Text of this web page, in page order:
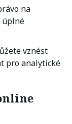
na
úplné
vznést
pro analytické